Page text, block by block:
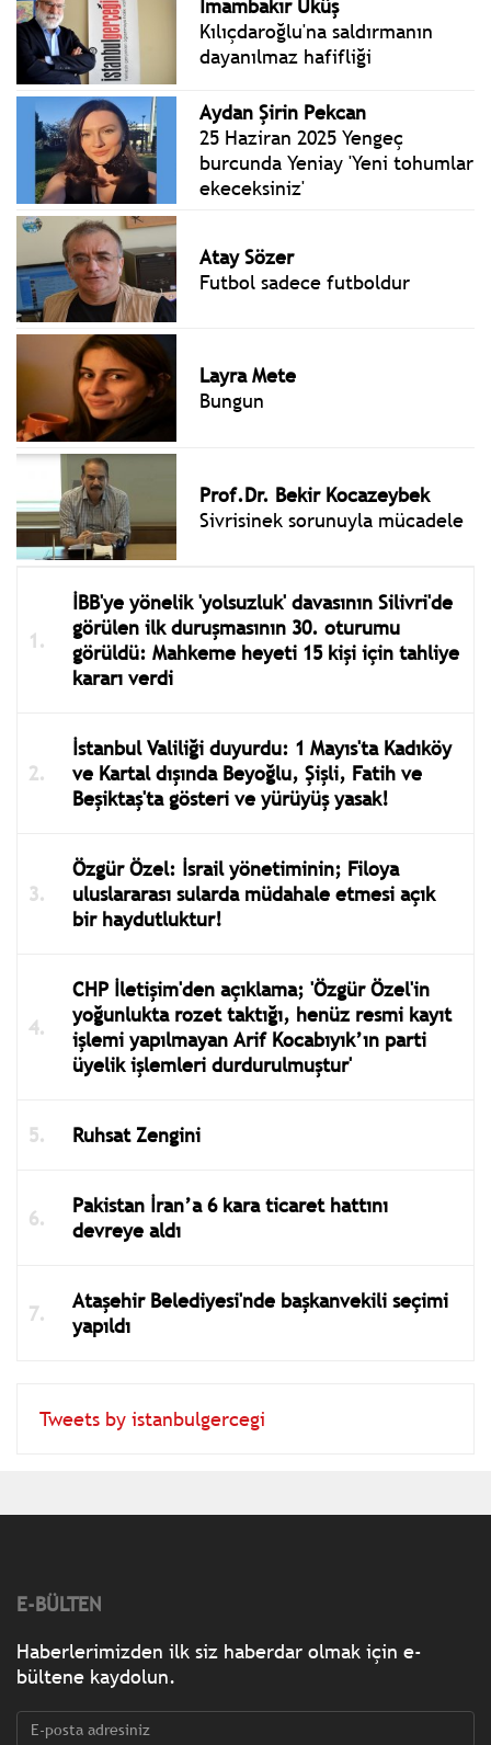
İmambakır Üküş
Kılıçdaroğlu'na saldırmanın
dayanılmaz hafifliği
Aydan Şirin Pekcan
25 Haziran 2025 Yengeç
burcunda Yeniay 'Yeni tohumlar
ekeceksiniz'
Atay Sözer
Futbol sadece futboldur
Layra Mete
Bungun
Prof.Dr. Bekir Kocazeybek
Sivrisinek sorunuyla mücadele
İBB'ye yönelik 'yolsuzluk' davasının Silivri'de
görülen ilk duruşmasının 30. oturumu
görüldü: Mahkeme heyeti 15 kişi için tahliye
kararı verdi
İstanbul Valiliği duyurdu: 1 Mayıs'ta Kadıköy
ve Kartal dışında Beyoğlu, Şişli, Fatih ve
Beşiktaş'ta gösteri ve yürüyüş yasak!
Özgür Özel: İsrail yönetiminin; Filoya
uluslararası sularda müdahale etmesi açık
bir haydutluktur!
CHP İletişim'den açıklama; 'Özgür Özel'in
yoğunlukta rozet taktığı, henüz resmi kayıt
işlemi yapılmayan Arif Kocabıyık’ın parti
üyelik işlemleri durdurulmuştur'
Ruhsat Zengini
Pakistan İran’a 6 kara ticaret hattını
devreye aldı
Ataşehir Belediyesi'nde başkanvekili seçimi
yapıldı
Tweets by istanbulgercegi
E-BÜLTEN
Haberlerimizden ilk siz haberdar olmak için e-
bültene kaydolun.